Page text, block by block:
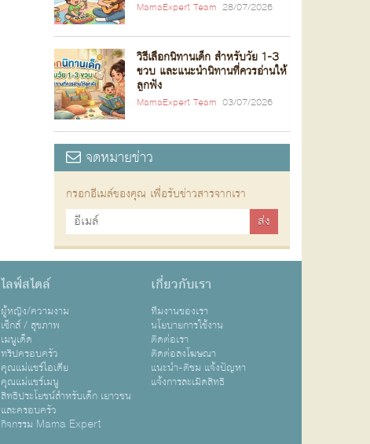
MamaExpert Team 28/07/2026
วิธีเลือกนิทานเด็ก สำหรับวัย 1-3
ขวบ และแนะนำนิทานที่ควรอ่านให้
ลูกฟัง
MamaExpert Team 03/07/2026
จดหมายข่าว
กรอกอีเมล์ของคุณ เพื่อรับข่าวสารจากเรา
ไลฟ์สไตล์
ผู้หญิง/ความงาม
เซ็กส์ / สุขภาพ
เมนูเด็ด
ทริปครอบครัว
คุณแม่แชร์ไอเดีย
คุณแม่แชร์เมนู
สิทธิประโยชน์สำหรับเด็ก เยาวชน
และครอบครัว
กิจกรรม Mama Expert
เกี่ยวกับเรา
ทีมงานของเรา
นโยบายการใช้งาน
ติดต่อเรา
ติดต่อลงโฆษณา
แนะนำ-ติชม แจ้งปัญหา
แจ้งการละเมิดสิทธิ